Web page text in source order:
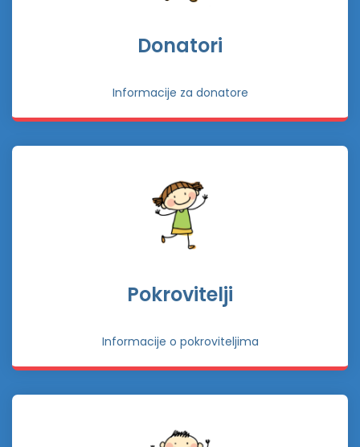
Donatori
Informacije za donatore
Pokrovitelji
Informacije o pokroviteljima